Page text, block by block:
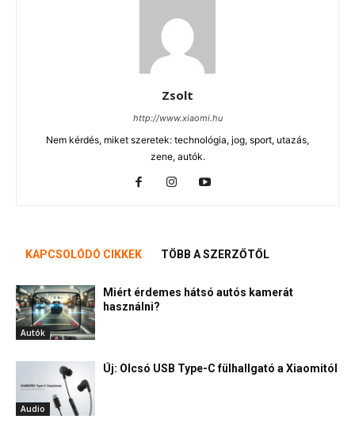
Zsolt
http://www.xiaomi.hu
Nem kérdés, miket szeretek: technológia, jog, sport, utazás,
zene, autók.
KAPCSOLÓDÓ CIKKEK TÖBB A SZERZŐTŐL
Autók
Miért érdemes hátsó autós kamerát
használni?
Audio
Új: Olcsó USB Type-C fülhallgató a Xiaomitól